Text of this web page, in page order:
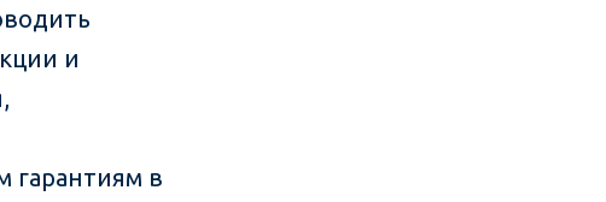
и
гарантиям в